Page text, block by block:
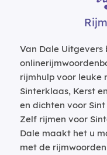
Van Dale
rijmhulp voor leuke
Sinterklaas, Kerst
en dichten voor
Zelf rijmen voor
Dale maakt het u
met de